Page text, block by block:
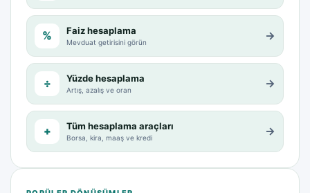
% Faiz hesaplama
Mevduat getirisini görün →
÷ Yüzde hesaplama
Artış, azalış ve oran →
+ Tüm hesaplama araçları
Borsa, kira, maaş ve kredi →